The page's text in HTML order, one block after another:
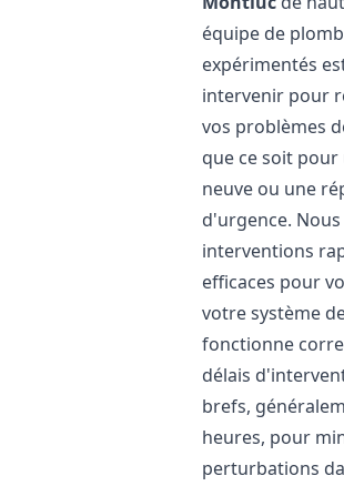
équipe de
expérimentés
intervenir pour
vos problèmes
que ce soit
neuve ou une
d'urgence.
interventions
efficaces pour
votre système
fonctionne
délais
brefs,
heures, pour
perturbations